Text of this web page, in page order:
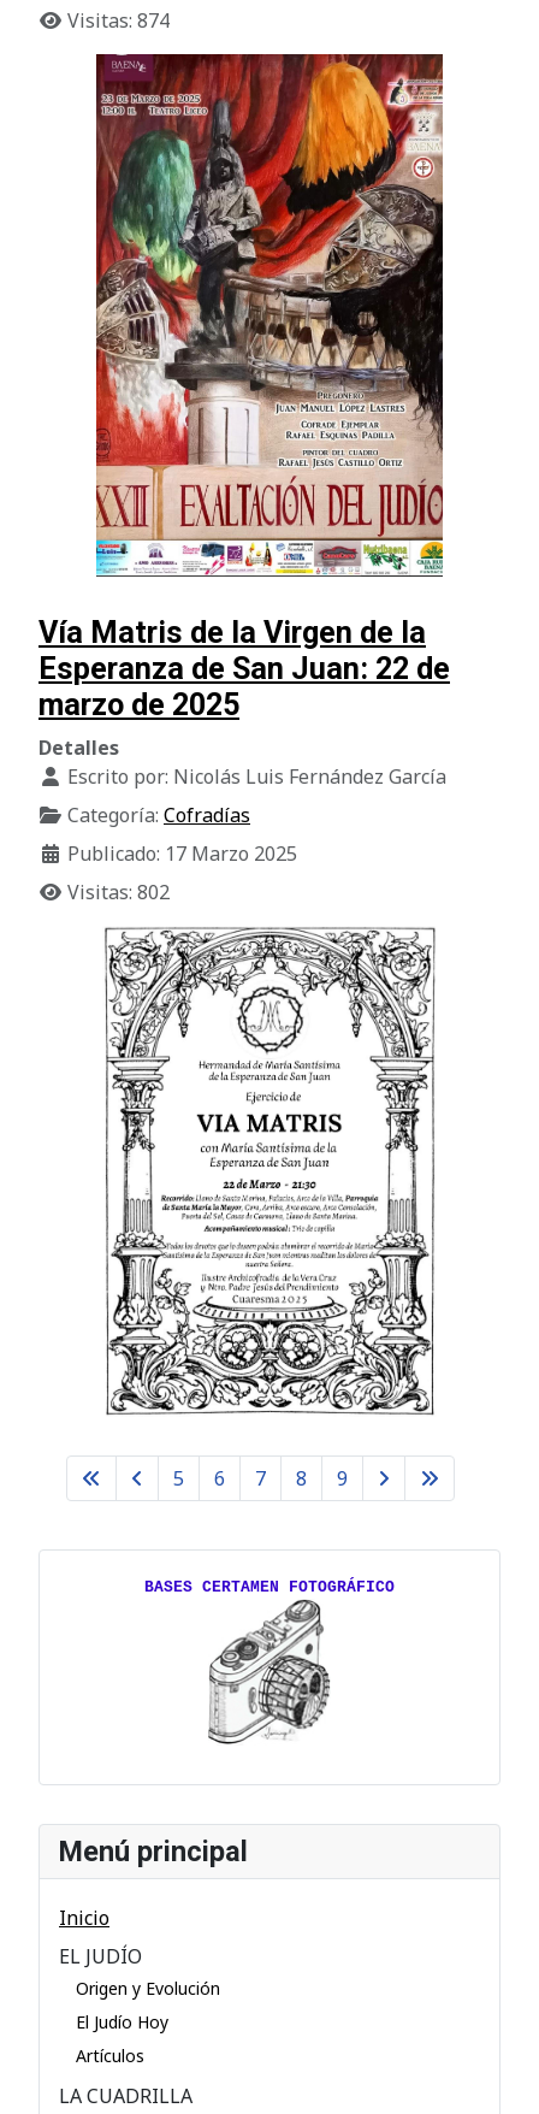
Menú principal
Inicio
EL JUDÍO
Origen y Evolución
El Judío Hoy
Artículos
LA CUADRILLA
Visitas: 874
Vía Matris de la Virgen de la
Esperanza de San Juan: 22 de
marzo de 2025
Detalles
Escrito por: Nicolás Luis Fernández García
Categoría: Cofradías
Publicado: 17 Marzo 2025
Visitas: 802
5 6 7 8 9
BASES CERTAMEN FOTOGRÁFICO